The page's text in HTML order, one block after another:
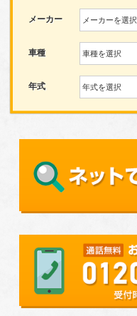
メーカー メーカーを選択
車種 車種を選択
年式 年式を選択